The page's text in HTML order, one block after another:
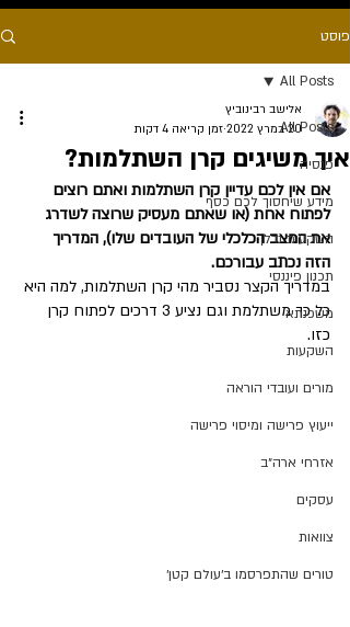
פוסט
All Posts
פנסיה
מידע שיחסוך לכם כסף
השקעות נדלן
תכנון פיננסי
משכנתא
השקעות
מורים ועובדי הוראה
ייעוץ פרישה ומיסוי פרישה
אזרחי ארה״ב
עסקים
צוואות
טורים שהתפרסמו ב׳עולם קטן׳
All Posts
איך משיגים קרן השתלמות?
אלישב רבינוביץ
20 במרץ 2022
זמן קריאה 4 דקות
אם אין לכם עדיין קרן השתלמות ואתם רוצים
לפתוח אחת (או שאתם מעסיק שרוצה לשדרג
את המצב הכלכלי של העובדים שלו), המדריך
הזה נכתב עבורכם.
במדריך הקצר נסביר מהי קרן השתלמות, למה היא
כל כך משתלמת וגם נציע 3 דרכים לפתוח קרן
כזו.